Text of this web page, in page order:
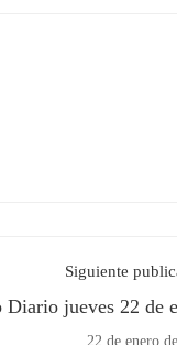
Siguiente
Diario jueves 22 de
22 de enero